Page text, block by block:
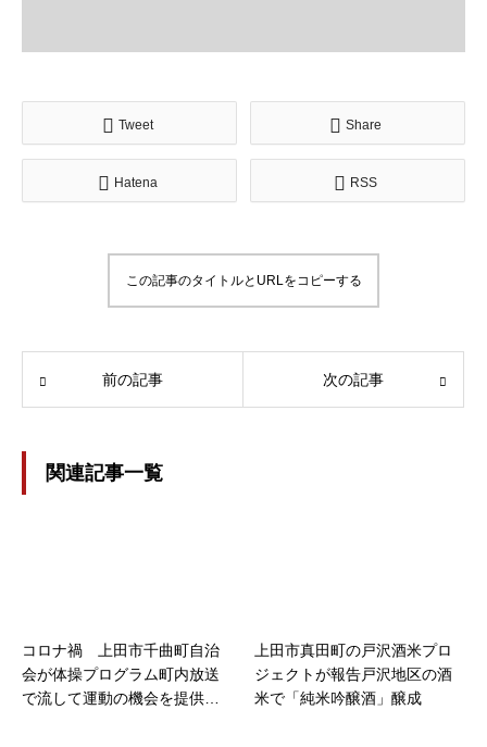
Tweet Share
Hatena RSS
この記事のタイトルとURLをコピーする
前の記事 次の記事
関連記事一覧
コロナ禍 上田市千曲町自治
会が体操プログラム町内放送
で流して運動の機会を提供！
上田市真田町の戸沢酒米プロ
ジェクトが報告戸沢地区の酒
米で「純米吟醸酒」醸成